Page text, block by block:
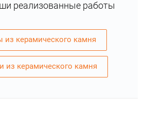
реализованные работы
керамического камня
из керамического камня